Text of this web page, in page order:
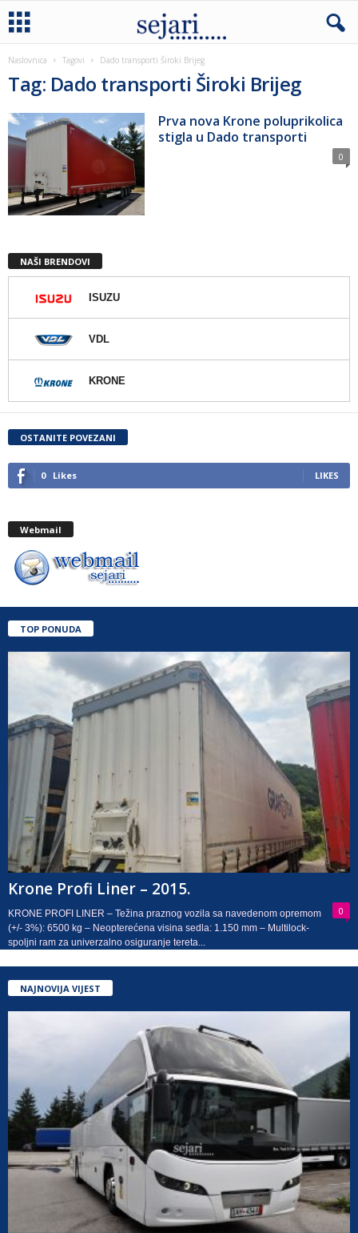
Naslovnica Tagovi Dado transporti Široki Brijeg
Tag: Dado transporti Široki Brijeg
Prva nova Krone poluprikolica
stigla u Dado transporti
0
NAŠI BRENDOVI
ISUZU
VDL
KRONE
OSTANITE POVEZANI
0 Likes LIKES
Webmail
TOP PONUDA
Krone Profi Liner – 2015.
0
KRONE PROFI LINER – Težina praznog vozila sa navedenom opremom
(+/- 3%): 6500 kg – Neopterećena visina sedla: 1.150 mm – Multilock-
spoljni ram za univerzalno osiguranje tereta...
NAJNOVIJA VIJEST